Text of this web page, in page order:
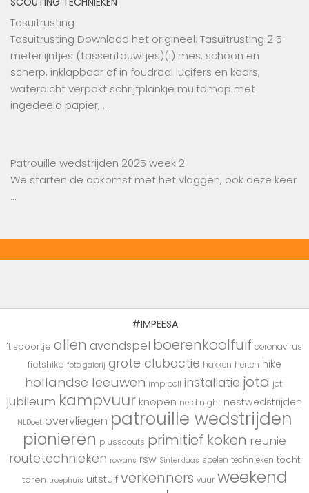
Tasuitrusting
Tasuitrusting Download het origineel: Tasuitrusting 2 5-
meterlijntjes (tassentouwtjes)(i) mes, schoon en
scherp, inklapbaar of in foudraal lucifers en kaars,
waterdicht verpakt schrijfplankje multomap met
ingedeeld papier, …
Patrouille wedstrijden 2025 week 2
We starten de opkomst met het vlaggen, ook deze keer
…
#IMPEESA
't spoortje allen avondspel boerenkoolfuif coronavirus
fietshike foto galerij grote clubactie hakken herten hike
hollandse leeuwen impipoll installatie jota joti
jubileum kampvuur knopen nerd night nestwedstrijden
NLDoet overvliegen patrouille wedstrijden
pionieren plusscouts primitief koken reunie
routetechnieken rowans rsw Sinterklaas spelen technieken tocht
toren troephuis uitstuif verkenners vuur weekend